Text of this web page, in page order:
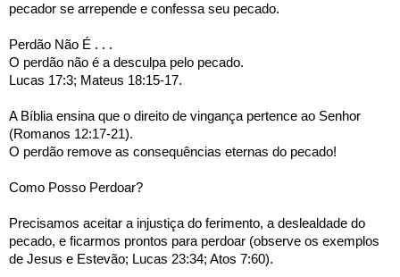
pecador se arrepende e confessa seu pecado.
Perdão Não É . . .
O perdão não é a desculpa pelo pecado.
Lucas 17:3; Mateus 18:15-17.
A Bíblia ensina que o direito de vingança pertence ao Senhor
(Romanos 12:17-21).
O perdão remove as consequências eternas do pecado!
Como Posso Perdoar?
Precisamos aceitar a injustiça do ferimento, a deslealdade do
pecado, e ficarmos prontos para perdoar (observe os exemplos
de Jesus e Estevão; Lucas 23:34; Atos 7:60).